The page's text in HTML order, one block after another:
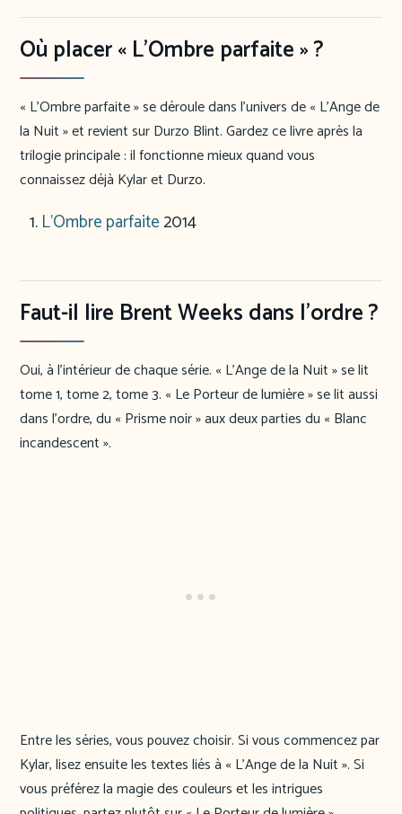
Où placer « L’Ombre parfaite » ?
« L’Ombre parfaite » se déroule dans l’univers de « L’Ange de
la Nuit » et revient sur Durzo Blint. Gardez ce livre après la
trilogie principale : il fonctionne mieux quand vous
connaissez déjà Kylar et Durzo.
L’Ombre parfaite2014
Faut-il lire Brent Weeks dans l’ordre ?
Oui, à l’intérieur de chaque série. « L’Ange de la Nuit » se lit
tome 1, tome 2, tome 3. « Le Porteur de lumière » se lit aussi
dans l’ordre, du « Prisme noir » aux deux parties du « Blanc
incandescent ».
Entre les séries, vous pouvez choisir. Si vous commencez par
Kylar, lisez ensuite les textes liés à « L’Ange de la Nuit ». Si
vous préférez la magie des couleurs et les intrigues